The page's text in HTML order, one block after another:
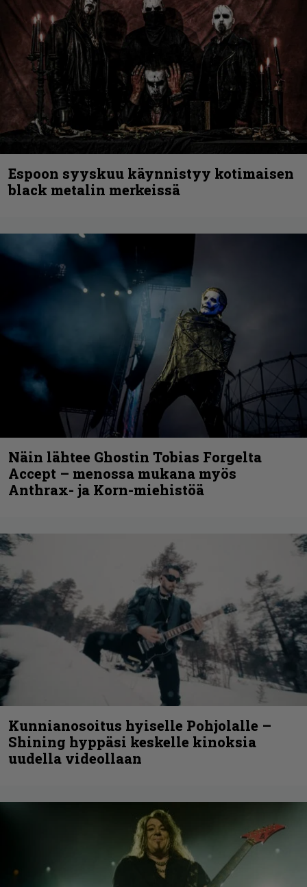
Espoon syyskuu käynnistyy kotimaisen
black metalin merkeissä
Näin lähtee Ghostin Tobias Forgelta
Accept – menossa mukana myös
Anthrax- ja Korn-miehistöä
Kunnianosoitus hyiselle Pohjolalle –
Shining hyppäsi keskelle kinoksia
uudella videollaan